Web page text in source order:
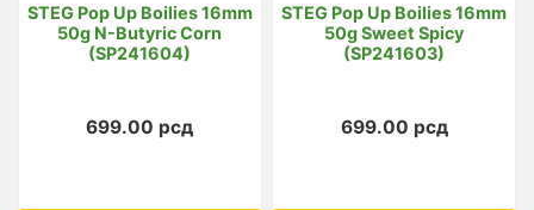
STEG Pop Up Boilies 16mm
50g N-Butyric Corn
(SP241604)
699.00 рсд
STEG Pop Up Boilies 16mm
50g Sweet Spicy
(SP241603)
699.00 рсд